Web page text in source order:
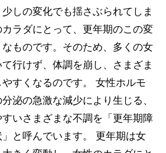
しの変化でも揺さぶられてしま
ラダにとって、更年期のこの変
ものです。そのため、多くの女
行けず、体調を崩し、さまざま
すくなるのです。 女性ホルモ
泌の急激な減少により生じる、
いさまざまな不調を「更年期障
と呼んでいます。 更年期は女